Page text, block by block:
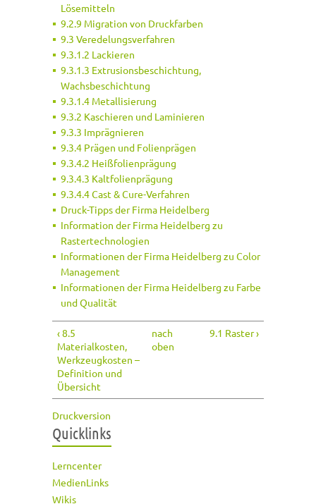
Lösemitteln
9.2.9 Migration von Druckfarben
9.3 Veredelungsverfahren
9.3.1.2 Lackieren
9.3.1.3 Extrusionsbeschichtung,
Wachsbeschichtung
9.3.1.4 Metallisierung
9.3.2 Kaschieren und Laminieren
9.3.3 Imprägnieren
9.3.4 Prägen und Folienprägen
9.3.4.2 Heißfolienprägung
9.3.4.3 Kaltfolienprägung
9.3.4.4 Cast & Cure-Verfahren
Druck-Tipps der Firma Heidelberg
Information der Firma Heidelberg zu
Rastertechnologien
Informationen der Firma Heidelberg zu Color
Management
Informationen der Firma Heidelberg zu Farbe
und Qualität
‹ 8.5
Materialkosten,
Werkzeugkosten –
Definition und
Übersicht
nach
oben
9.1 Raster ›
Druckversion
Quicklinks
Lerncenter
MedienLinks
Wikis